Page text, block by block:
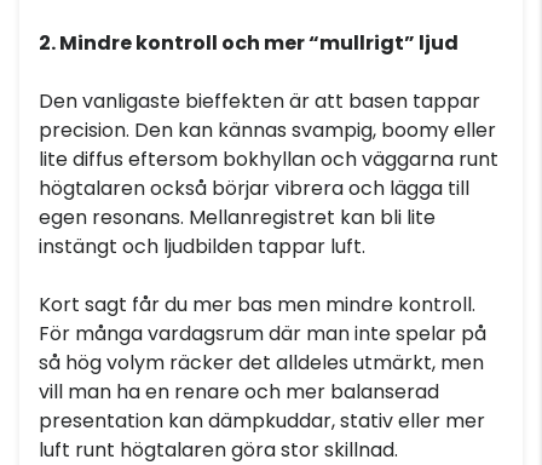
2. Mindre kontroll och mer “mullrigt” ljud
Den vanligaste bieffekten är att basen tappar
precision. Den kan kännas svampig, boomy eller
lite diffus eftersom bokhyllan och väggarna runt
högtalaren också börjar vibrera och lägga till
egen resonans. Mellanregistret kan bli lite
instängt och ljudbilden tappar luft.
Kort sagt får du mer bas men mindre kontroll.
För många vardagsrum där man inte spelar på
så hög volym räcker det alldeles utmärkt, men
vill man ha en renare och mer balanserad
presentation kan dämpkuddar, stativ eller mer
luft runt högtalaren göra stor skillnad.